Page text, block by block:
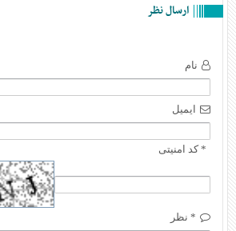
ارسال نظر
نام
ایمیل
* کد امنیتی
* نظر